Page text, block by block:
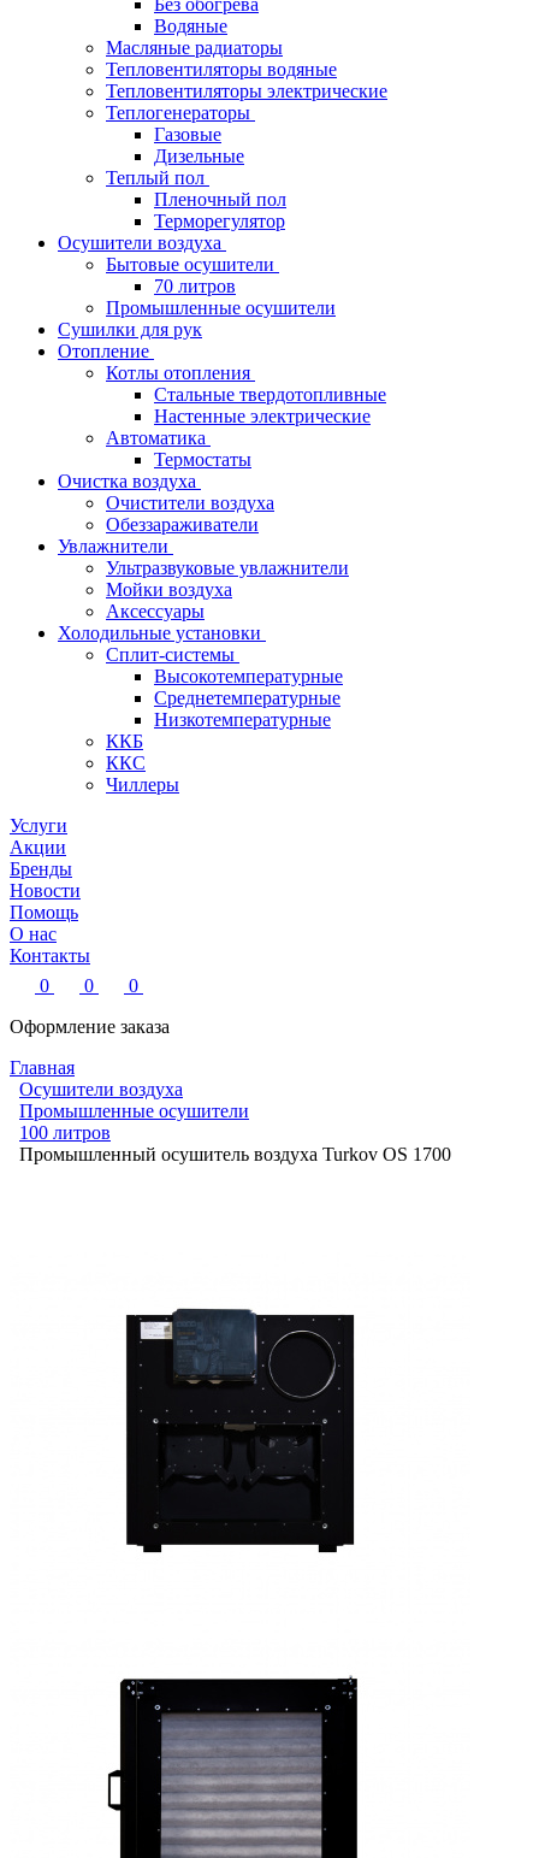
Без обогрева
Водяные
Масляные радиаторы
Тепловентиляторы водяные
Тепловентиляторы электрические
Теплогенераторы
Газовые
Дизельные
Теплый пол
Пленочный пол
Терморегулятор
Осушители воздуха
Бытовые осушители
70 литров
Промышленные осушители
Сушилки для рук
Отопление
Котлы отопления
Стальные твердотопливные
Настенные электрические
Автоматика
Термостаты
Очистка воздуха
Очистители воздуха
Обеззараживатели
Увлажнители
Ультразвуковые увлажнители
Мойки воздуха
Аксессуары
Холодильные установки
Сплит-системы
Высокотемпературные
Среднетемпературные
Низкотемпературные
ККБ
ККС
Чиллеры
Услуги
Акции
Бренды
Новости
Помощь
О нас
Контакты
0
0
0
Оформление заказа
Главная
Осушители воздуха
Промышленные осушители
100 литров
Промышленный осушитель воздуха Turkov OS 1700